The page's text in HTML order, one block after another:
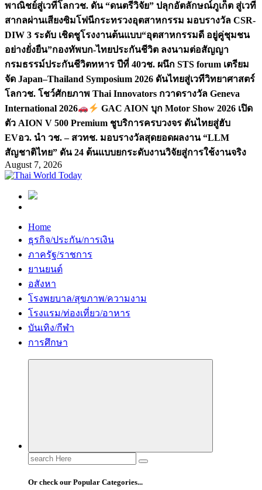
พาณิชย์สู่เวทีโลกวช. ดัน “ดนตรีวิจัย” ปลุกอัตลักษณ์ภูเก็ต สู่เวที
สากลผ่านเสียงซิมโฟนีกระทรวงอุตสาหกรรม มอบรางวัล CSR-
DIW 3 ระดับ เชิดชูโรงงานต้นแบบ“อุตสาหกรรมดี อยู่คู่ชุมชน
อย่างยั่งยืน”กองทัพบก-ไทยประกันชีวิต ลงนามต่อสัญญา
กรมธรรม์ประกันชีวิตทหาร ปีที่ 40วช. ผนึก STS forum เตรียม
จัด Japan–Thailand Symposium 2026 ดันไทยสู่เวทีวิทยาศาสตร์
โลกวช. โชว์ศักยภาพ Thai Innovators กวาดรางวัล Geneva
International 2026
GAC AION บุก Motor Show 2026 เปิด
ตัว AION V 500 Premium ชูบริการครบวงจร ดันไทยสู่ฮับ
EVอว. นำ วช. – สวทช. มอบรางวัลสุดยอดผลงาน “LLM
สัญชาติไทย” ดัน 24 ต้นแบบยกระดับงานวิจัยสู่การใช้งานจริง
August 7, 2026
Home
ธุรกิจ/ประกัน/การเงิน
ภาครัฐ/ราชการ
ยานยนต์
อสังหา
โรงพยบาล/สุขภาพ/ความงาม
โรงแรม/ท่องเที่ยว/อาหาร
บันเทิง/กีฬา
การศึกษา
Search
for:
Or check our Popular Categories...